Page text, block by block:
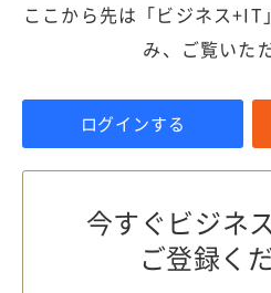
ここから先は「ビジネス
み、ご覧いた
ログインする
今すぐビジネ
ご登録く